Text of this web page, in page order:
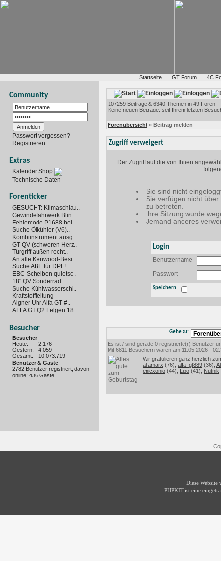
Startseite GT Forum 4C
Community
Passwort vergessen?
Registrieren
Extras
Kalender Shop
Technische Daten
Forenticker
GESUCHT: Klimaschlau..
Gewindefahrwerk Blin..
Fehlercode P1688 bei..
Suche Ölkühler (V6)..
Kombiinstrument ausg..
GT QV (schweren Herz..
Türgriff außen recht..
An alle Kenwood-Besi..
Suche ABE für DPF!
EBC-Scheiben quietsc..
18" QV Sonderrad
Suche Kühlwasserschl..
Kraftstoffleitung
Aigner Uhr Alfa GT #..
ALFA GT Q2 Felgen 18..
Besucher
Besucher
Heute:
2.176
Gestern:
4.059
Gesamt:
10.073.719
Benutzer & Gäste
2782 Benutzer registriert, davon
online: 436 Gäste
107259 Beiträge & 6340 Themen in 49 Foren
Keine neuen Beiträge, seit Ihrem letzten
Forenübersicht » Beitrag melden
Zugriff verweigert
Der Zugriff auf die von Ihnen
Sie sind nicht
Sie verfügen nicht
zu betreten.
Ihre Sitzung wurde
Jemand anderes
Login
Benutzername
Passwort
Speichern
Gehe zu:
Es ist / sind gerade 0 registrierte(r) Benutzer
Mit 6811 Besuchern waren am 11.05.2026 -
Wir gratulieren ganz herzlich
alfamarx (76), alfa_gt889 (36),
enicxonio (44), Libo (41), Nutnik
Diese Website
PHPKIT ist eine